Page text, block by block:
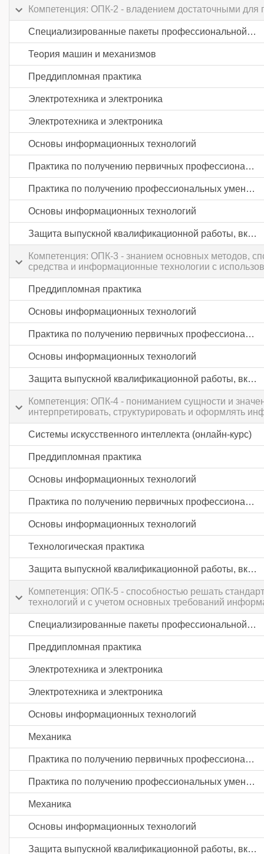
Компетенция: ОПК-2 - владением достаточными
Специализированные пакеты профессиональной деятельности
Теория машин и механизмов
Преддипломная практика
Электротехника и электроника
Электротехника и электроника
Основы информационных технологий
Практика по получению первичных профессиональных умений и навыков, в том числе первичных умений и навыков научно-исследовательской деятельности
Практика по получению профессиональных умений и опыта профессиональной деятельности
Основы информационных технологий
Защита выпускной квалификационной работы, включая подготовку к процедуре защиты и процедуру защиты
Компетенция: ОПК-3 - знанием основных методов,
средства и информационные технологии с
Преддипломная практика
Основы информационных технологий
Практика по получению первичных профессиональных умений и навыков, в том числе первичных умений и навыков научно-исследовательской деятельности
Основы информационных технологий
Защита выпускной квалификационной работы, включая подготовку к процедуре защиты и процедуру защиты
Компетенция: ОПК-4 - пониманием сущности и
интерпретировать, структурировать и оформлять
Системы искусственного интеллекта (онлайн-курс)
Преддипломная практика
Основы информационных технологий
Практика по получению первичных профессиональных умений и навыков, в том числе первичных умений и навыков научно-исследовательской деятельности
Основы информационных технологий
Технологическая практика
Защита выпускной квалификационной работы, включая подготовку к процедуре защиты и процедуру защиты
Компетенция: ОПК-5 - способностью решать
технологий и с учетом основных требований
Специализированные пакеты профессиональной деятельности
Преддипломная практика
Электротехника и электроника
Электротехника и электроника
Основы информационных технологий
Механика
Практика по получению первичных профессиональных умений и навыков, в том числе первичных умений и навыков научно-исследовательской деятельности
Практика по получению профессиональных умений и опыта профессиональной деятельности
Механика
Основы информационных технологий
Защита выпускной квалификационной работы, включая подготовку к процедуре защиты и процедуру защиты